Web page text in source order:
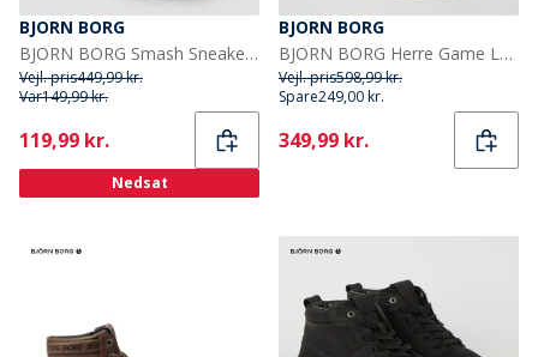
BJORN BORG
BJORN BORG Smash Sneakers Sort
Vejl. pris449,99 kr.
Var149,99 kr.
Current
119,99 kr.
Nedsat
BJORN BORG
BJORN BORG Herre Game Lave Sneakers Hvid
Vejl. pris598,99 kr.
Spare249,00 kr.
Current
349,99 kr.